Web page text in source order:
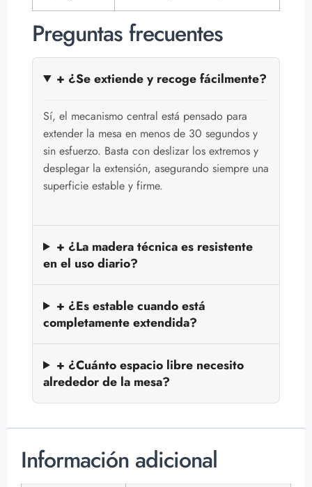
Preguntas frecuentes
+ ¿Se extiende y recoge fácilmente?
Sí, el mecanismo central está pensado para
extender la mesa en menos de 30 segundos y
sin esfuerzo. Basta con deslizar los extremos y
desplegar la extensión, asegurando siempre una
superficie estable y firme.
+ ¿La madera técnica es resistente
en el uso diario?
+ ¿Es estable cuando está
completamente extendida?
+ ¿Cuánto espacio libre necesito
alrededor de la mesa?
Información adicional